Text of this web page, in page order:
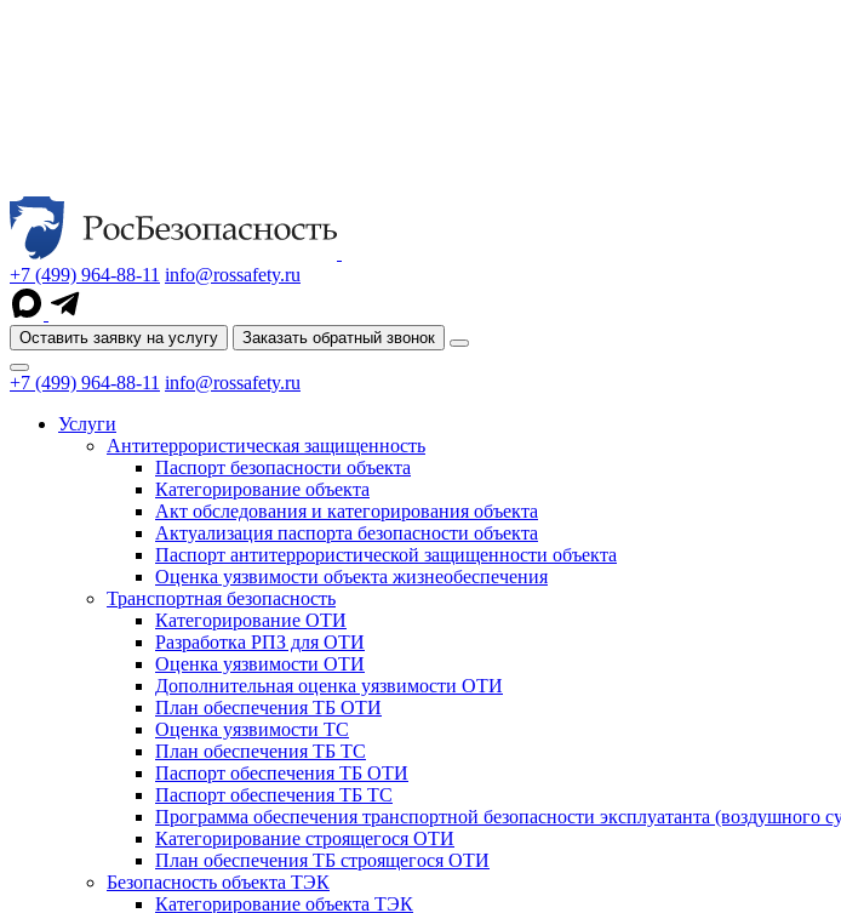
+7 (499) 964-88-11 info@rossafety.ru
Оставить заявку на услугу Заказать обратный звонок
+7 (499) 964-88-11 info@rossafety.ru
Услуги
Антитеррористическая защищенность
Паспорт безопасности объекта
Категорирование объекта
Акт обследования и категорирования объекта
Актуализация паспорта безопасности объекта
Паспорт антитеррористической защищенности объекта
Оценка уязвимости объекта жизнеобеспечения
Транспортная безопасность
Категорирование ОТИ
Разработка РПЗ для ОТИ
Оценка уязвимости ОТИ
Дополнительная оценка уязвимости ОТИ
План обеспечения ТБ ОТИ
Оценка уязвимости ТС
План обеспечения ТБ ТС
Паспорт обеспечения ТБ ОТИ
Паспорт обеспечения ТБ ТС
Программа обеспечения транспортной безопасности эксплуатанта (воздушного
Категорирование строящегося ОТИ
План обеспечения ТБ строящегося ОТИ
Безопасность объекта ТЭК
Категорирование объекта ТЭК